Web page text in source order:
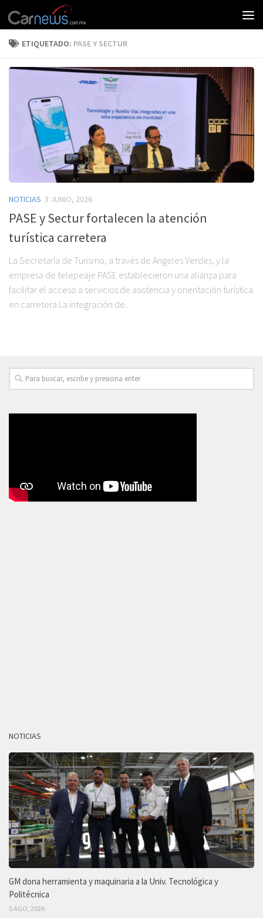
ETIQUETADO: PASE Y SECTUR
NOTICIAS 3 JUNIO, 2026
PASE y Sectur fortalecen la atención
turística carretera
La Secretaría de Turismo, a través de Ángeles Verdes, y la
empresa de telepeaje PASE establecieron una alianza para
facilitar el acceso a servicios de asistencia y orientación turística
en carretera La integración de...
NOTICIAS
GM dona herramienta y maquinaria a la Univ. Tecnológica y
Politécnica
5 AGO, 2026